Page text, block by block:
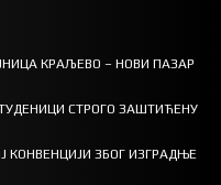
КРАЉЕВО – НОВИ ПАЗАР
СТРОГО ЗАШТИЋЕНУ
КОНВЕНЦИЈИ ЗБОГ ИЗГРАДЊЕ